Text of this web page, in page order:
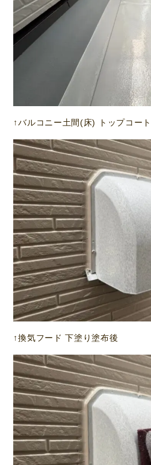
↑バルコニー土間(床) トップコー
↑換気フード 下塗り塗布後